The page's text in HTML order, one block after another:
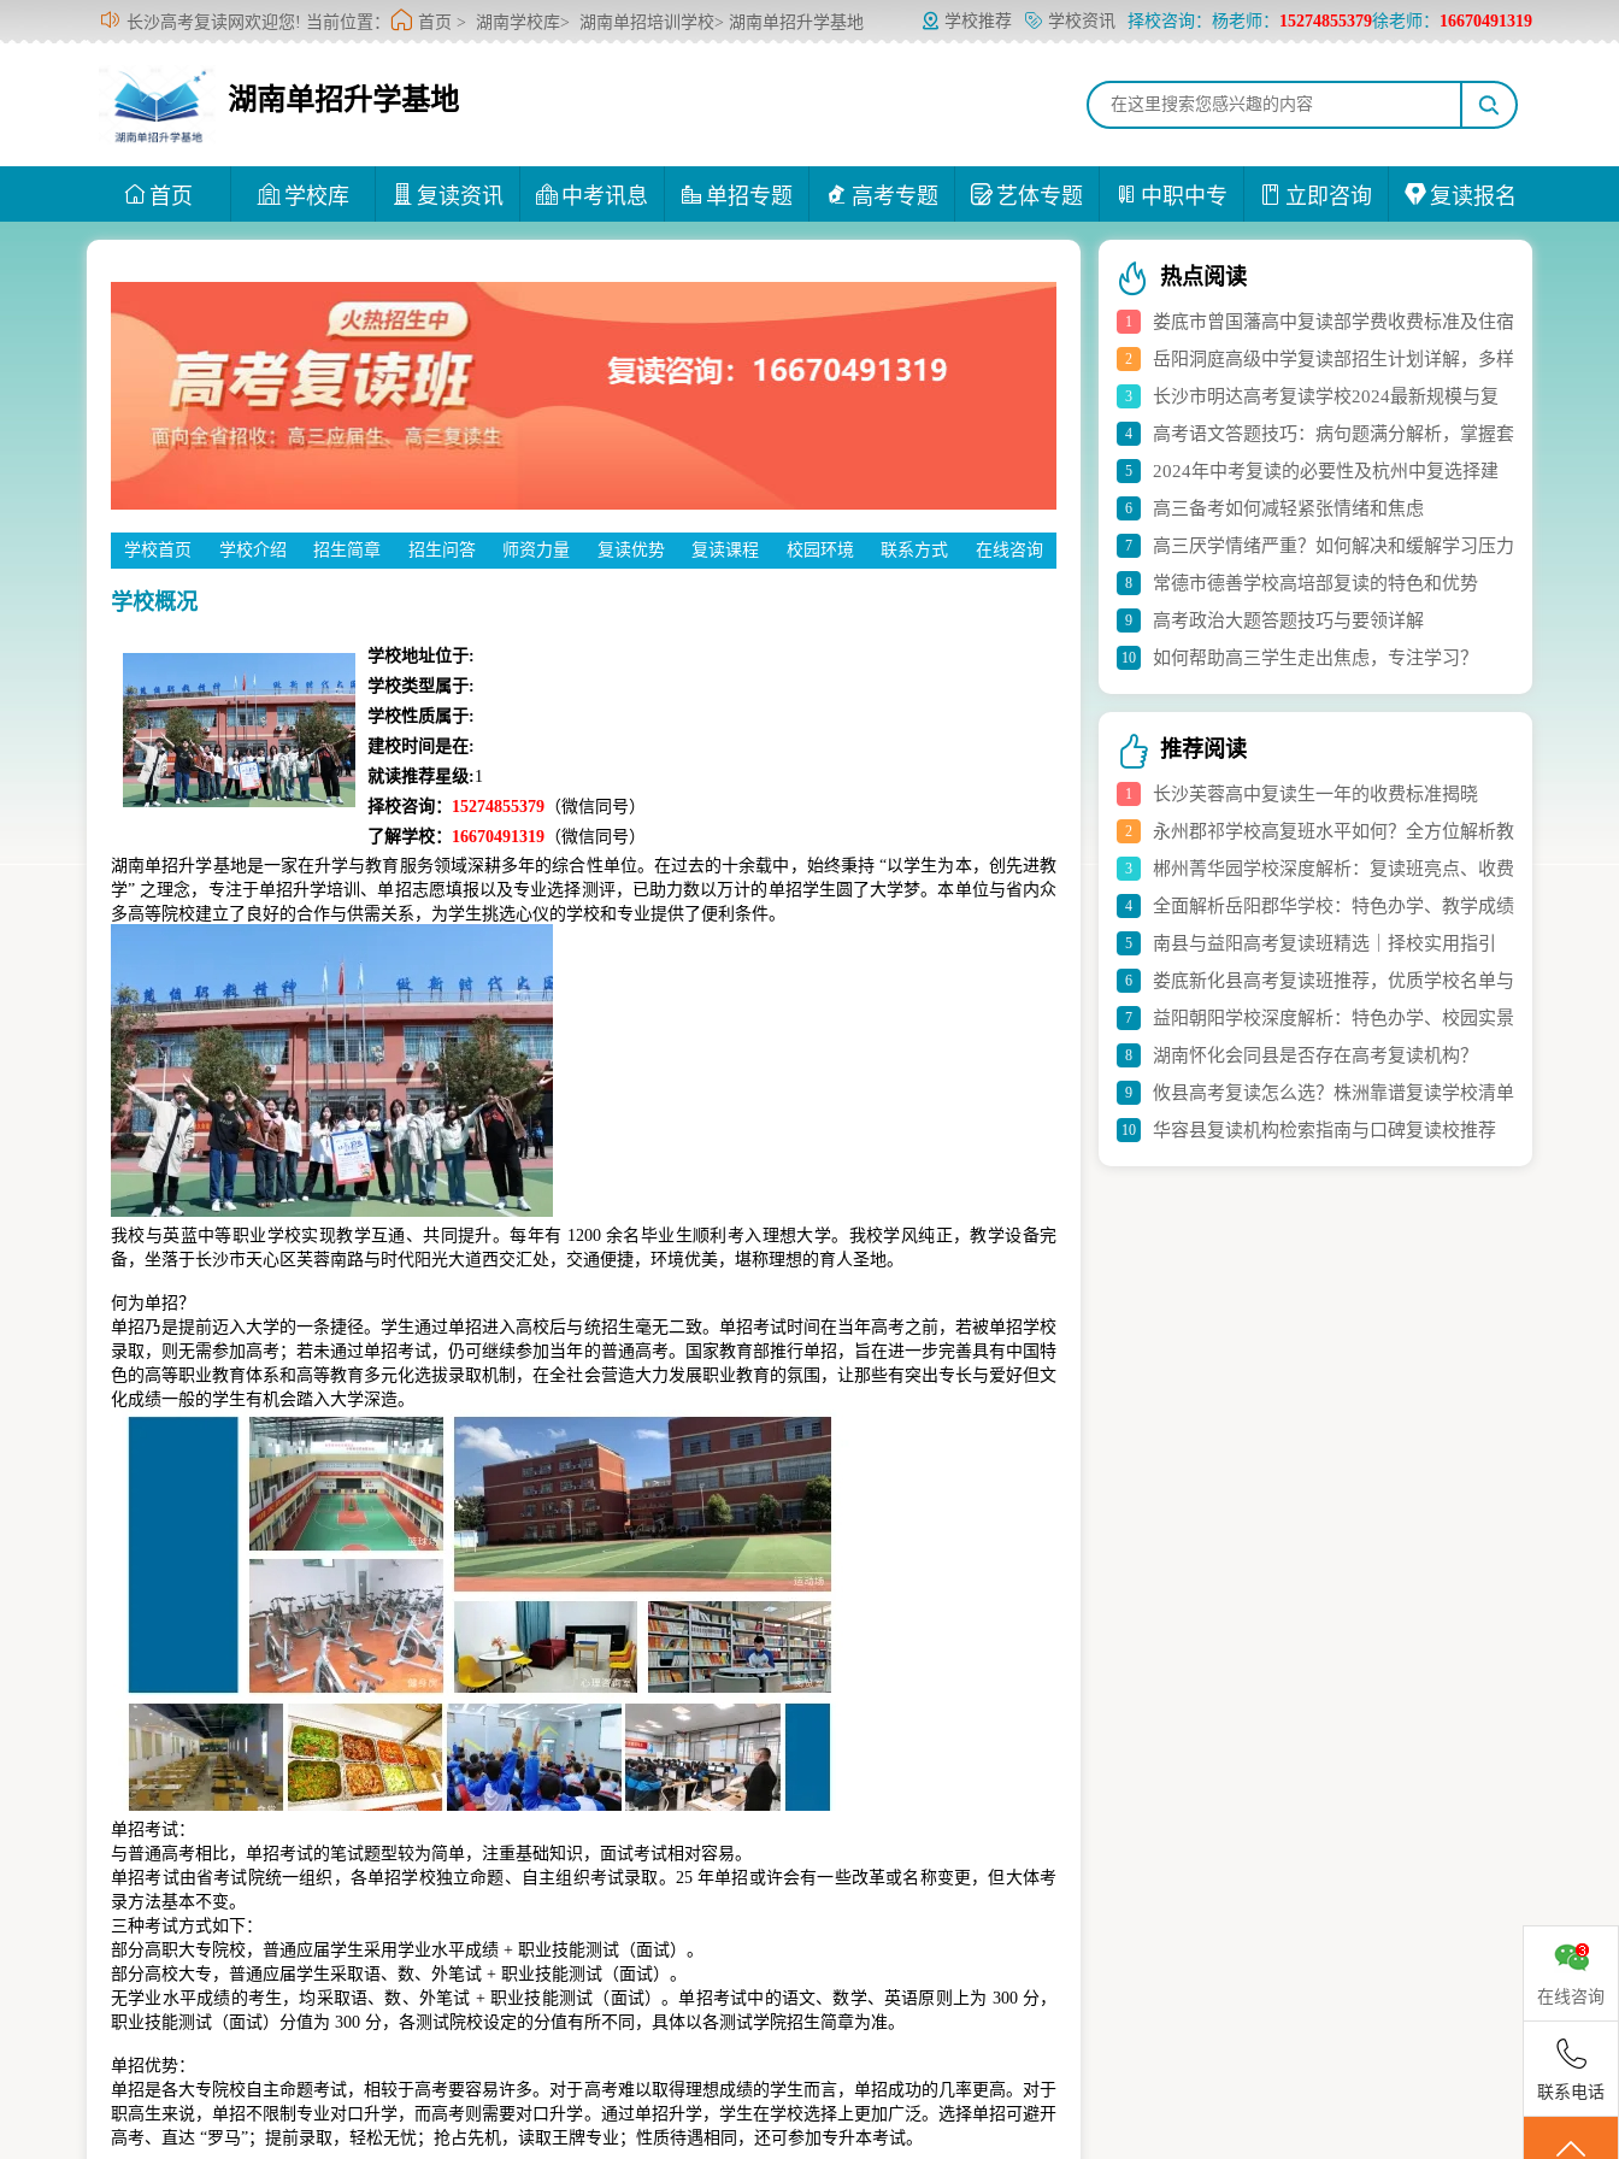
长沙高考复读网欢迎您! 当前位置： 首页 > 湖南学校库> 湖南单招培训学校> 湖南单招升学基地
湖南单招升学基地
首页 学校库 复读资讯 中考讯息 单招专题 高考专题 艺体专题 中职中专 立即咨询 复读报名
学校推荐 学校资讯 择校咨询：杨老师： 15274855379徐老师： 16670491319
学校首页 学校介绍 招生简章 招生问答 师资力量 复读优势 复读课程 校园环境 联系方式 在线咨询
学校概况
学校地址位于:
学校类型属于:
学校性质属于:
建校时间是在:
就读推荐星级:1
择校咨询： 15274855379 （微信同号）
了解学校： 16670491319 （微信同号）
湖南单招升学基地是一家在升学与教育服务领域深耕多年的综合性单位。在过去的十余载中，始终秉持 “以学生为本，创先进教
学” 之理念，专注于单招升学培训、单招志愿填报以及专业选择测评，已助力数以万计的单招学生圆了大学梦。本单位与省内众
多高等院校建立了良好的合作与供需关系，为学生挑选心仪的学校和专业提供了便利条件。
我校与英蓝中等职业学校实现教学互通、共同提升。每年有 1200 余名毕业生顺利考入理想大学。我校学风纯正，教学设备完
备，坐落于长沙市天心区芙蓉南路与时代阳光大道西交汇处，交通便捷，环境优美，堪称理想的育人圣地。
何为单招？
单招乃是提前迈入大学的一条捷径。学生通过单招进入高校后与统招生毫无二致。单招考试时间在当年高考之前，若被单招学校
录取，则无需参加高考；若未通过单招考试，仍可继续参加当年的普通高考。国家教育部推行单招，旨在进一步完善具有中国特
色的高等职业教育体系和高等教育多元化选拔录取机制，在全社会营造大力发展职业教育的氛围，让那些有突出专长与爱好但文
化成绩一般的学生有机会踏入大学深造。
单招考试：
与普通高考相比，单招考试的笔试题型较为简单，注重基础知识，面试考试相对容易。
单招考试由省考试院统一组织，各单招学校独立命题、自主组织考试录取。25 年单招或许会有一些改革或名称变更，但大体考
录方法基本不变。
三种考试方式如下：
部分高职大专院校，普通应届学生采用学业水平成绩 + 职业技能测试（面试）。
部分高校大专，普通应届学生采取语、数、外笔试 + 职业技能测试（面试）。
无学业水平成绩的考生，均采取语、数、外笔试 + 职业技能测试（面试）。单招考试中的语文、数学、英语原则上为 300 分，
职业技能测试（面试）分值为 300 分，各测试院校设定的分值有所不同，具体以各测试学院招生简章为准。
单招优势：
单招是各大专院校自主命题考试，相较于高考要容易许多。对于高考难以取得理想成绩的学生而言，单招成功的几率更高。对于
职高生来说，单招不限制专业对口升学，而高考则需要对口升学。通过单招升学，学生在学校选择上更加广泛。选择单招可避开
高考、直达 “罗马”；提前录取，轻松无忧；抢占先机，读取王牌专业；性质待遇相同，还可参加专升本考试。
热点阅读
1
娄底市曾国藩高中复读部学费收费标准及住宿
费用详解
2
岳阳洞庭高级中学复读部招生计划详解，多样
化选科组合助力学生成长
3
长沙市明达高考复读学校2024最新规模与复
读生人数实时统计
4
高考语文答题技巧：病句题满分解析，掌握套
路轻松应对
5
2024年中考复读的必要性及杭州中复选择建
议
6 高三备考如何减轻紧张情绪和焦虑
7 高三厌学情绪严重？如何解决和缓解学习压力
8 常德市德善学校高培部复读的特色和优势
9 高考政治大题答题技巧与要领详解
10 如何帮助高三学生走出焦虑，专注学习？
推荐阅读
1 长沙芙蓉高中复读生一年的收费标准揭晓
2
永州郡祁学校高复班水平如何？全方位解析教
学实力与升学成效
3
郴州菁华园学校深度解析：复读班亮点、收费
与办学特色全指南
4
全面解析岳阳郡华学校：特色办学、教学成绩
与获奖亮点
5 南县与益阳高考复读班精选｜择校实用指引
6
娄底新化县高考复读班推荐，优质学校名单与
择校指南请查收
7
益阳朝阳学校深度解析：特色办学、校园实景
与招生全攻略
8 湖南怀化会同县是否存在高考复读机构？
9
攸县高考复读怎么选？株洲靠谱复读学校清单
与建议
10 华容县复读机构检索指南与口碑复读校推荐
在线咨询
联系电话